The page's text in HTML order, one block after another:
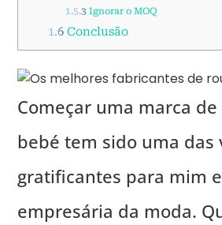
1.5.3 Ignorar o MOQ
1.6Conclusão
Começar uma marca
bebé tem sido uma das
gratificantes para mim
empresária da moda.